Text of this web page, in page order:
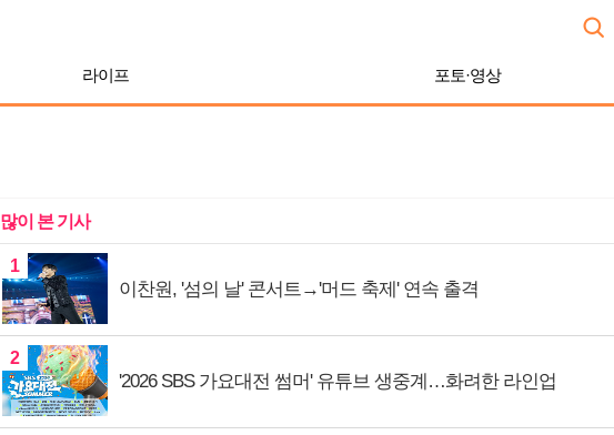
라이프 포토·영상
많이 본 기사
1
이찬원, '섬의 날' 콘서트→'머드 축제' 연속 출격
2
'2026 SBS 가요대전 썸머' 유튜브 생중계…화려한 라인업